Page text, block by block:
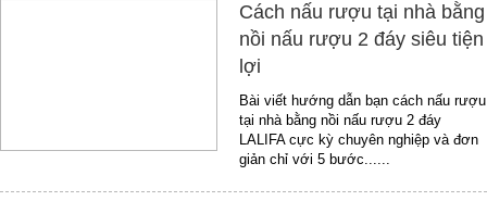
Cách nấu rượu tại nhà bằng
nồi nấu rượu 2 đáy siêu tiện
lợi
Bài viết hướng dẫn bạn cách nấu rượu
tại nhà bằng nồi nấu rượu 2 đáy
LALIFA cực kỳ chuyên nghiệp và đơn
giản chỉ với 5 bước......